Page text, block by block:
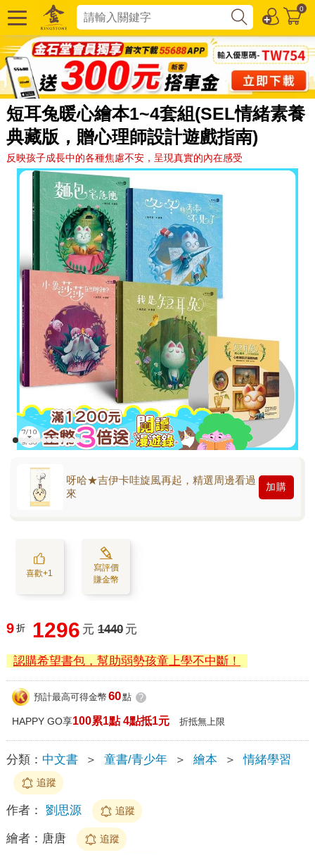
0
短耳兔暖心繪本1~4套組(SEL情緒素養
典藏版，贈心理師設計遊戲指南)
反映孩子成長中的各種焦慮不安，呈現真實的內在感受
呀哈★吉伊卡哇旋風再起，精選周邊看過
來
加購
喜歡+1
寫評價
賺金幣
9 折 1296 元 1440 元
認購希望書包，幫助弱勢孩童上學不中斷！
預計最高可得金幣 60點 ?
HAPPY GO享100累1點 4點抵1元 折抵無上限
分類： 中文書 ＞ 童書/青少年 ＞ 繪本 ＞ 情緒學習
追蹤
作者： 劉思源 追蹤
繪者： 唐唐 追蹤